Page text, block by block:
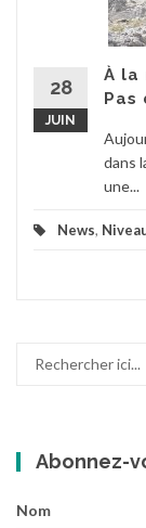
28
JUIN
À la
Pas
dans
une...
News,
Abonnez-
Nom